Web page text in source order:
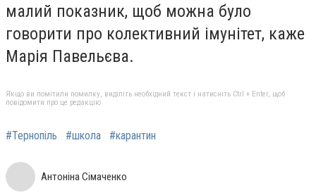
малий показник, щоб можна було
говорити про колективний імунітет, каже
Марія Павельєва.
Якщо ви помітили помилку, виділіть необхідний текст і натисніть Ctrl + Enter, щоб
повідомити про це редакцію
#Тернопіль #школа #карантин
Антоніна Сімаченко